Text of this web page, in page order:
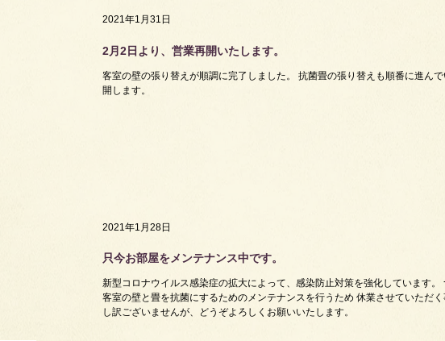
2月2日より、営業再開いたします。
客室の壁の張り替えが順調に完了しました。 抗菌畳の張り替えも順番に進ん
開します。
2021年1月31日
只今お部屋をメンテナンス中です。
新型コロナウイルス感染症の拡大によって、感染防止対策を強化しています。
客室の壁と畳を抗菌にするためのメンテナンスを行うため 休業させていただ
し訳ございませんが、どうぞよろしくお願いいたします。
2021年1月28日